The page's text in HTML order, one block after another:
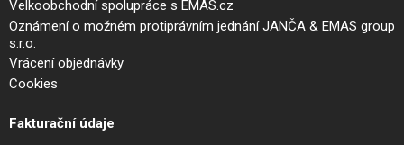
Velkoobchodní spolupráce s EMAS.cz
Oznámení o možném protiprávním jednání JANČA & EMAS group
s.r.o.
Vrácení objednávky
Cookies
Fakturační údaje